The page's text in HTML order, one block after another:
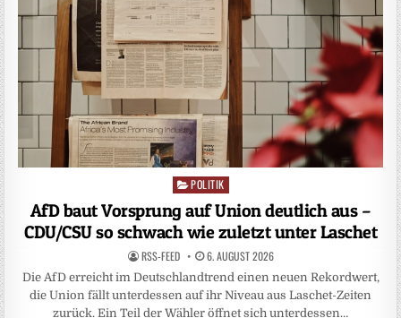
Posted
POLITIK
AfD baut Vorsprung auf Union deutlich aus –
CDU/CSU so schwach wie zuletzt unter Laschet
RSS-FEED 6. AUGUST 2026
Die AfD erreicht im Deutschlandtrend einen neuen Rekordwert,
die Union fällt unterdessen auf ihr Niveau aus Laschet-Zeiten
zurück. Ein Teil der Wähler öffnet sich unterdessen…